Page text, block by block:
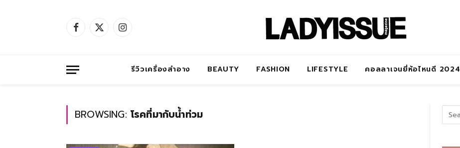
Facebook
X
Instagram
รีวิวเครื่องสำอาง BEAUTY FASHION LIFESTYLE คอลลาเจนยี่ห้อไหนดี 2024
BROWSING: โรคที่มากับน้ำท่วม